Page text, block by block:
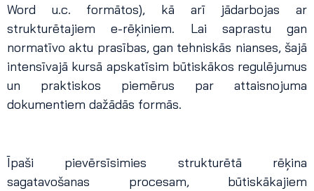
Word u.c. formātos), kā arī jādarbojas ar
strukturētajiem e-rēķiniem. Lai saprastu gan
normatīvo aktu prasības, gan tehniskās nianses, šajā
intensīvajā kursā apskatīsim būtiskākos regulējumus
un praktiskos piemērus par attaisnojuma
dokumentiem dažādās formās.
Īpaši pievērsīsimies strukturētā rēķina
sagatavošanas procesam, būtiskākajiem